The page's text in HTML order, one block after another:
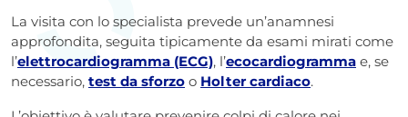
La visita con lo specialista prevede un’anamnesi
approfondita, seguita tipicamente da esami mirati come
l’elettrocardiogramma (ECG), l’ecocardiogramma e, se
necessario, test da sforzo o Holter cardiaco.